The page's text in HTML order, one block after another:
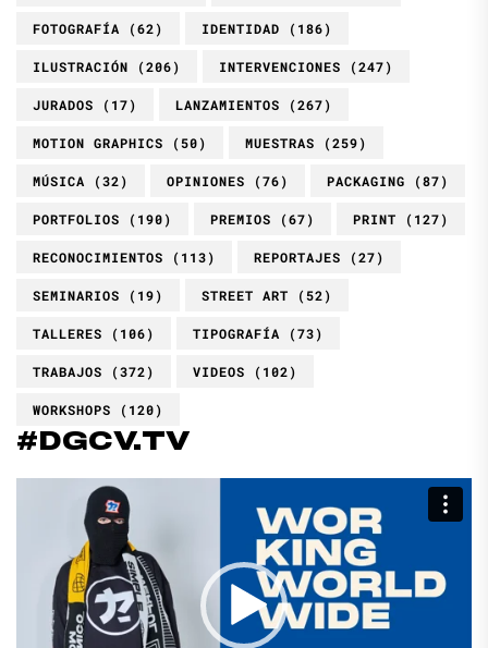
FOTOGRAFÍA (62) IDENTIDAD (186)
ILUSTRACIÓN (206) INTERVENCIONES (247)
JURADOS (17) LANZAMIENTOS (267)
MOTION GRAPHICS (50) MUESTRAS (259)
MÚSICA (32) OPINIONES (76) PACKAGING (87)
PORTFOLIOS (190) PREMIOS (67) PRINT (127)
RECONOCIMIENTOS (113) REPORTAJES (27)
SEMINARIOS (19) STREET ART (52)
TALLERES (106) TIPOGRAFÍA (73)
TRABAJOS (372) VIDEOS (102)
WORKSHOPS (120)
#DGCV.TV
Reproductor